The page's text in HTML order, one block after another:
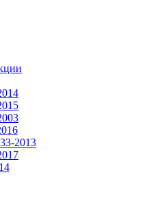
2013